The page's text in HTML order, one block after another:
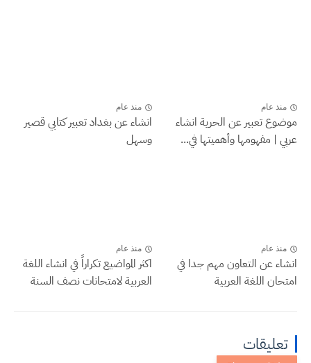
منذ عام
موضوع تعبير عن الحرية انشاء
عربي | مفهومها وأهميتها في...
منذ عام
انشاء عن بغداد تعبير كتابي قصير
وسهل
منذ عام
انشاء عن التعاون مهم جدا في
امتحان اللغة العربية
منذ عام
اكثر المواضيع تكراراً في انشاء اللغة
العربية لامتحانات نصف السنة
تعليقات